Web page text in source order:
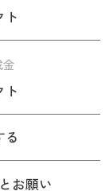
ト
金
ト
る
お願い